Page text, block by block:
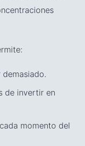
de invertir en
momento del